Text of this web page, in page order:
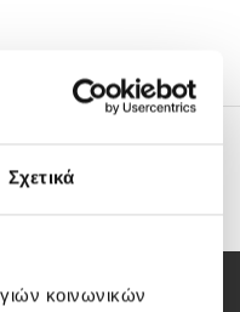
Σχετικά
κοινωνικών